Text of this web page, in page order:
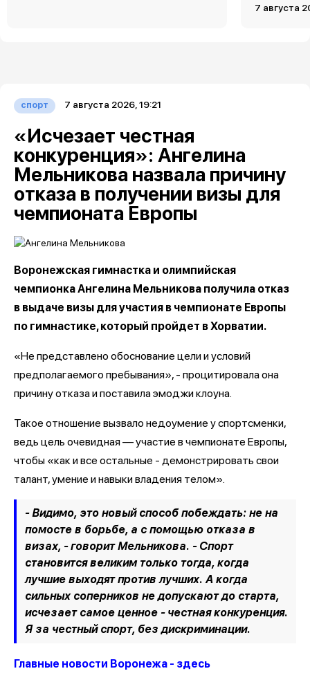
7 августа
спорт 7 августа 2026, 19:21
«Исчезает честная
конкуренция»: Ангелина
Мельникова назвала причину
отказа в получении визы для
чемпионата Европы
Воронежская гимнастка и олимпийская
чемпионка Ангелина Мельникова получила отказ
в выдаче визы для участия в чемпионате Европы
по гимнастике, который пройдет в Хорватии.
«Не представлено обоснование цели и условий
предполагаемого пребывания», - процитировала она
причину отказа и поставила эмоджи клоуна.
Такое отношение вызвало недоумение у спортсменки,
ведь цель очевидная — участие в чемпионате Европы,
чтобы «как и все остальные - демонстрировать свои
талант, умение и навыки владения телом».
- Видимо, это новый способ побеждать: не на
помосте в борьбе, а с помощью отказа в
визах, - говорит Мельникова. - Спорт
становится великим только тогда, когда
лучшие выходят против лучших. А когда
сильных соперников не допускают до старта,
исчезает самое ценное - честная конкуренция.
Я за честный спорт, без дискриминации.
Главные новости Воронежа - здесь